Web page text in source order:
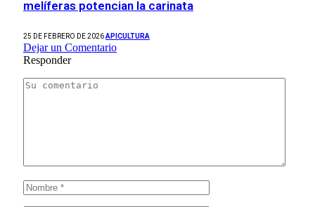
melíferas potencian la carinata
25 DE FEBRERO DE 2026APICULTURA
Dejar un Comentario
Responder